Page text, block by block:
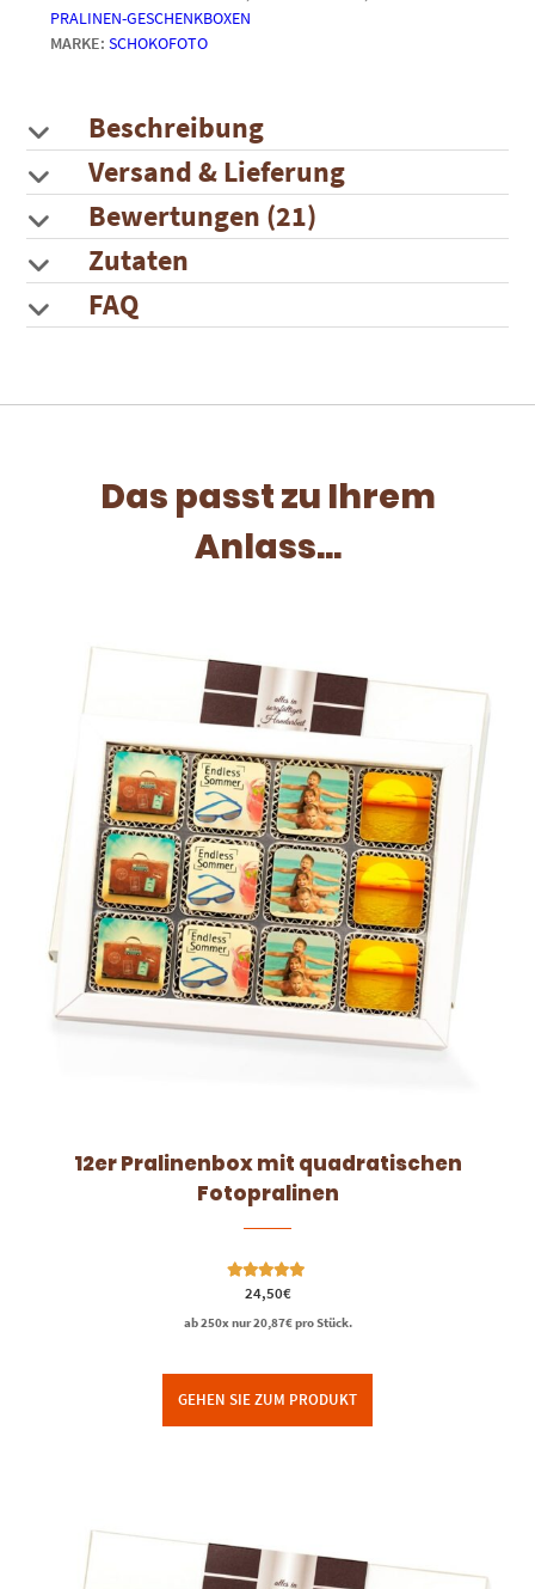
PRALINEN-GESCHENKBOXEN
MARKE:SCHOKOFOTO
Beschreibung
Versand & Lieferung
Bewertungen (21)
Zutaten
FAQ
Das passt zu Ihrem
Anlass...
12er Pralinenbox mit quadratischen
Fotopralinen
Bewertet mit
5.00
von 5
24,50€
ab 250x nur20,87€pro Stück.
GEHEN SIE ZUM PRODUKT